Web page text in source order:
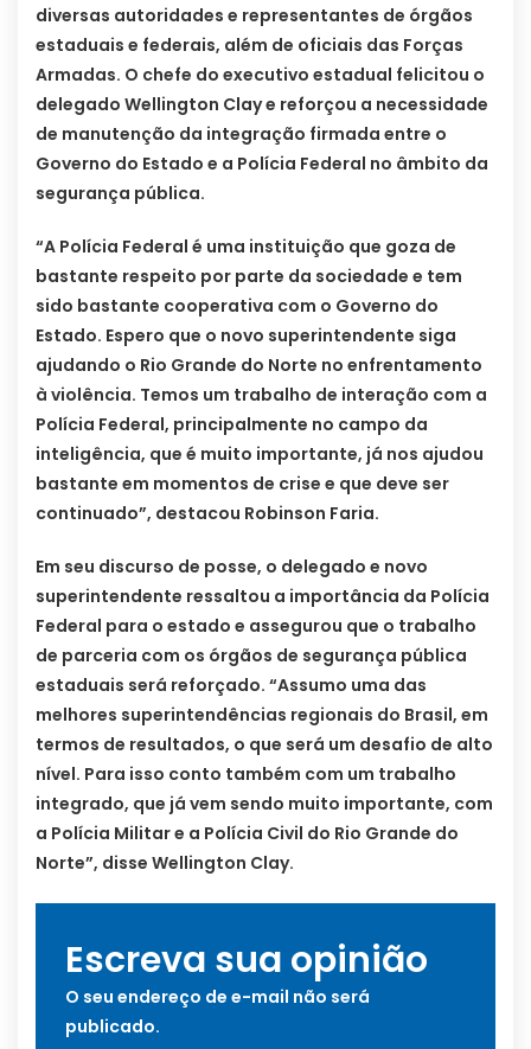
diversas autoridades e representantes de órgãos
estaduais e federais, além de oficiais das Forças
Armadas. O chefe do executivo estadual felicitou o
delegado Wellington Clay e reforçou a necessidade
de manutenção da integração firmada entre o
Governo do Estado e a Polícia Federal no âmbito da
segurança pública.
“A Polícia Federal é uma instituição que goza de
bastante respeito por parte da sociedade e tem
sido bastante cooperativa com o Governo do
Estado. Espero que o novo superintendente siga
ajudando o Rio Grande do Norte no enfrentamento
à violência. Temos um trabalho de interação com a
Polícia Federal, principalmente no campo da
inteligência, que é muito importante, já nos ajudou
bastante em momentos de crise e que deve ser
continuado”, destacou Robinson Faria.
Em seu discurso de posse, o delegado e novo
superintendente ressaltou a importância da Polícia
Federal para o estado e assegurou que o trabalho
de parceria com os órgãos de segurança pública
estaduais será reforçado. “Assumo uma das
melhores superintendências regionais do Brasil, em
termos de resultados, o que será um desafio de alto
nível. Para isso conto também com um trabalho
integrado, que já vem sendo muito importante, com
a Polícia Militar e a Polícia Civil do Rio Grande do
Norte”, disse Wellington Clay.
Escreva sua opinião
O seu endereço de e-mail não será
publicado.